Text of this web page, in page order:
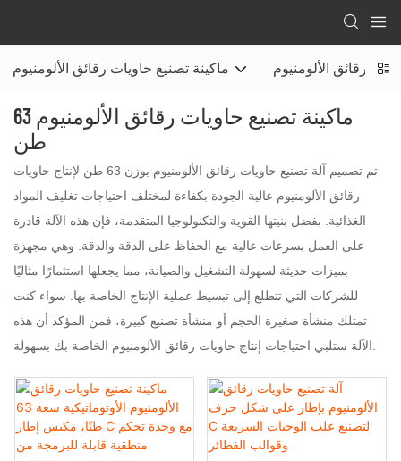
ماكينة تصنيع حاويات رقائق الألومنيوم رقائق الألومنيوم
ماكينة تصنيع حاويات رقائق الألومنيوم 63
طن
تم تصميم آلة تصنيع حاويات رقائق الألومنيوم بوزن 63 طن لإنتاج حاويات
رقائق الألومنيوم عالية الجودة بكفاءة لمختلف احتياجات تغليف المواد
الغذائية. بفضل بنيتها القوية والتكنولوجيا المتقدمة، فإن هذه الآلة قادرة
على العمل بسرعات عالية مع الحفاظ على الدقة والدقة. وهي مجهزة
بميزات حديثة لسهولة التشغيل والصيانة، مما يجعلها استثمارًا مثاليًا
للشركات التي تتطلع إلى تبسيط عملية الإنتاج الخاصة بها. سواء كنت
تمتلك منشأة صغيرة الحجم أو منشأة تصنيع كبيرة، فمن المؤكد أن هذه